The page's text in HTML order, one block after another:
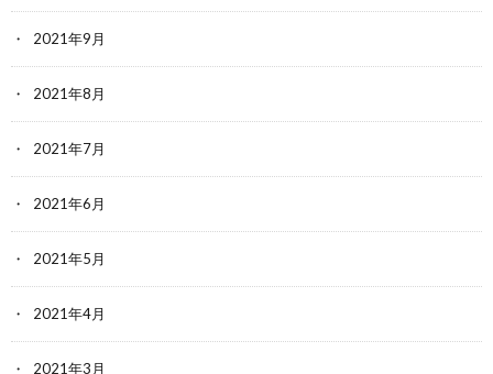
2021年9月
2021年8月
2021年7月
2021年6月
2021年5月
2021年4月
2021年3月